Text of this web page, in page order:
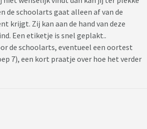
de schoolarts gaat alleen af van de
krijgt. Zij kan aan de hand van deze
Een etiketje is snel geplakt..
de schoolarts, eventueel een oortest
7), een kort praatje over hoe het verder